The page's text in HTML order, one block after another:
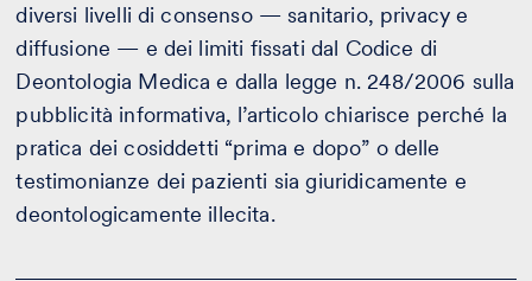
diversi livelli di consenso — sanitario, privacy e
diffusione — e dei limiti fissati dal Codice di
Deontologia Medica e dalla legge n. 248/2006 sulla
pubblicità informativa, l’articolo chiarisce perché la
pratica dei cosiddetti “prima e dopo” o delle
testimonianze dei pazienti sia giuridicamente e
deontologicamente illecita.